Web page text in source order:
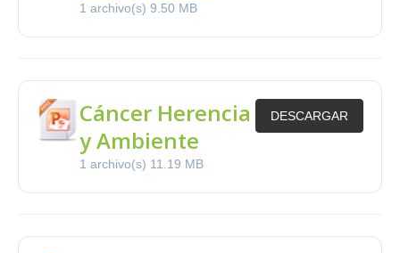
1 archivo(s) 9.50 MB
Cáncer Herencia
y Ambiente
1 archivo(s) 11.19 MB
DESCARGAR